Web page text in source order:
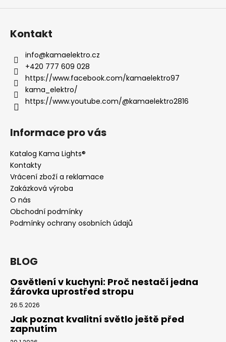
Kontakt
info@kamaelektro.cz
+420 777 609 028
https://www.facebook.com/kamaelektro97
kama_elektro/
https://www.youtube.com/@kamaelektro2816
Informace pro vás
Katalog Kama Lights®
Kontakty
Vrácení zboží a reklamace
Zakázková výroba
O nás
Obchodní podmínky
Podmínky ochrany osobních údajů
BLOG
Osvětlení v kuchyni: Proč nestačí jedna
žárovka uprostřed stropu
26.5.2026
Jak poznat kvalitní světlo ještě před
zapnutím